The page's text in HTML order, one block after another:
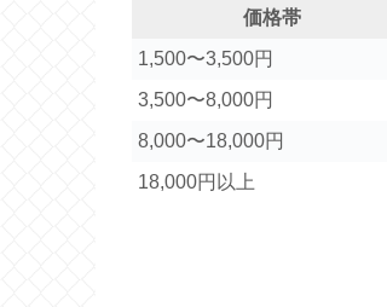
価格帯
1,500〜3,500円
3,500〜8,000円
8,000〜18,000円
18,000円以上